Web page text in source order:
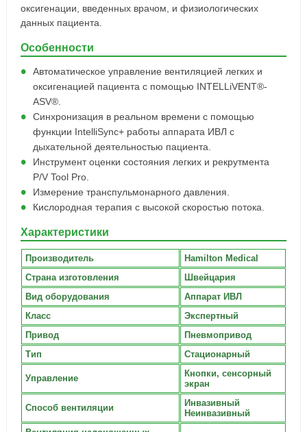
оксигенации, введенных врачом, и физиологических
данных пациента.
Особенности
Автоматическое управление вентиляцией легких и
оксигенацией пациента с помощью INTELLiVENT®-
ASV®.
Синхронизация в реальном времени с помощью
функции IntelliSync+ работы аппарата ИВЛ с
дыхательной деятельностью пациента.
Инструмент оценки состояния легких и рекрутмента
P/V Tool Pro.
Измерение транспульмонарного давления.
Кислородная терапия с высокой скоростью потока.
Характеристики
Производитель
Hamilton Medical
Страна изготовления
Швейцария
Вид оборудования
Аппарат ИВЛ
Класс
Экспертный
Привод
Пневмопривод
Тип
Стационарный
Управление
Кнопки, сенсорный
экран
Способ вентиляции
Инвазивный
Неинвазивный